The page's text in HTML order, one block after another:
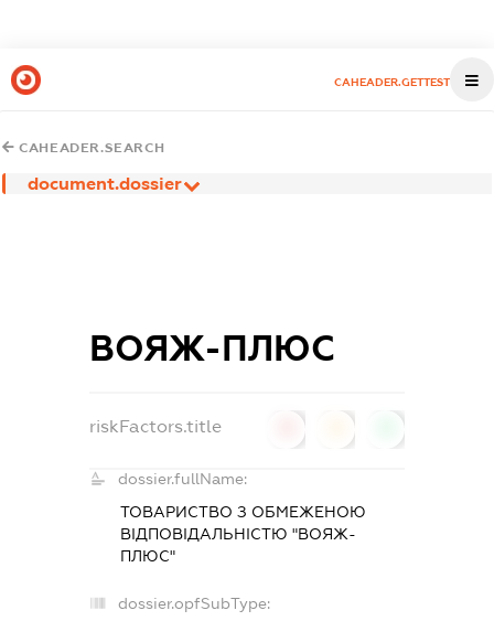
CAHEADER.GETTEST
CAHEADER.SEARCH
document.dossier
ВОЯЖ-ПЛЮС
riskFactors.title
dossier.fullName:
ТОВАРИСТВО З ОБМЕЖЕНОЮ
ВІДПОВІДАЛЬНІСТЮ "ВОЯЖ-
ПЛЮС"
dossier.opfSubType: